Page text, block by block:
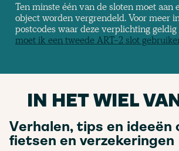
Ten minste één van de sloten moet aan
object worden vergrendeld. Voor meer
postcodes waar deze verplichting geldig
moet ik een tweede ART-2 slot
IN HET WIEL
Verhalen, tips en ideeën
fietsen en verzekeringen